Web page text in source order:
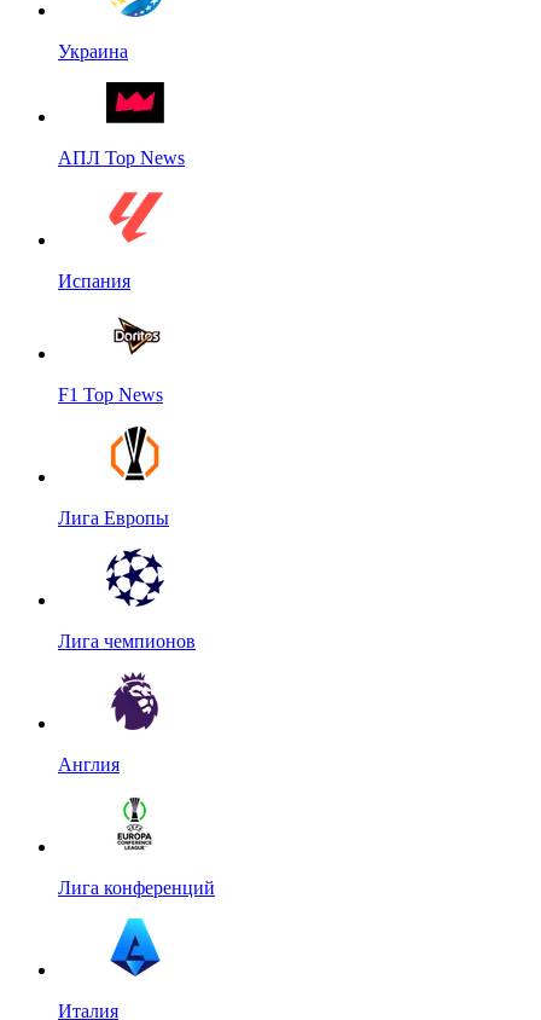
Украина
АПЛ Top News
Испания
F1 Top News
Лига Европы
Лига чемпионов
Англия
Лига конференций
Италия